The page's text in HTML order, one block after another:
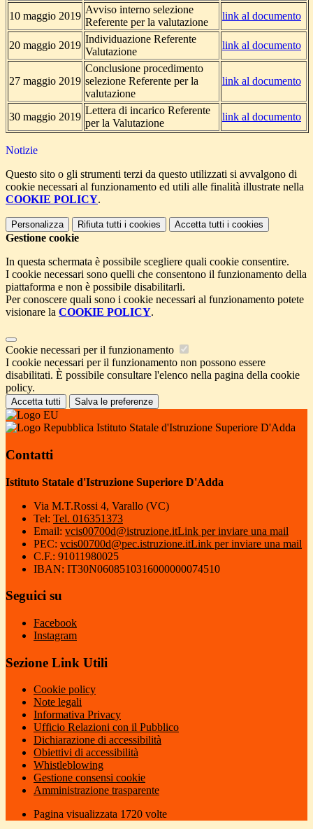
10 maggio 2019
Avviso interno selezione
Referente per la valutazione
link al documento
20 maggio 2019
Individuazione Referente
Valutazione
link al documento
27 maggio 2019
Conclusione procedimento
selezione Referente per la
valutazione
link al documento
30 maggio 2019
Lettera di incarico Referente
per la Valutazione
link al documento
Notizie
Questo sito o gli strumenti terzi da questo utilizzati si avvalgono di
cookie necessari al funzionamento ed utili alle finalità illustrate nella
COOKIE POLICY.
Personalizza Rifiuta tutti i cookies Accetta tutti i cookies
Gestione cookie
In questa schermata è possibile scegliere quali cookie consentire.
I cookie necessari sono quelli che consentono il funzionamento della
piattaforma e non è possibile disabilitarli.
Per conoscere quali sono i cookie necessari al funzionamento potete
visionare la COOKIE POLICY.
Cookie necessari per il funzionamento
I cookie necessari per il funzionamento non possono essere
disabilitati. È possibile consultare l'elenco nella pagina della cookie
policy.
Accetta tutti Salva le preferenze
Istituto Statale d'Istruzione Superiore D'Adda
Contatti
Istituto Statale d'Istruzione Superiore D'Adda
Via M.T.Rossi 4, Varallo (VC)
Tel: Tel. 016351373
Email: vcis00700d@istruzione.itLink per inviare una mail
PEC: vcis00700d@pec.istruzione.itLink per inviare una mail
C.F.: 91011980025
IBAN: IT30N0608510316000000074510
Seguici su
Facebook
Instagram
Sezione Link Utili
Cookie policy
Note legali
Informativa Privacy
Ufficio Relazioni con il Pubblico
Dichiarazione di accessibilità
Obiettivi di accessibilità
Whistleblowing
Gestione consensi cookie
Amministrazione trasparente
Pagina visualizzata 1720 volte